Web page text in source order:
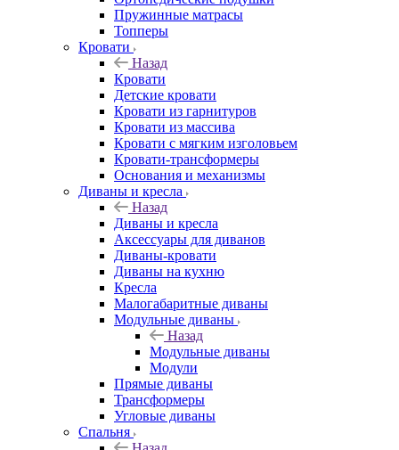
Пружинные матрасы
Топперы
Кровати
Назад
Кровати
Детские кровати
Кровати из гарнитуров
Кровати из массива
Кровати с мягким изголовьем
Кровати-трансформеры
Основания и механизмы
Диваны и кресла
Назад
Диваны и кресла
Аксессуары для диванов
Диваны-кровати
Диваны на кухню
Кресла
Малогабаритные диваны
Модульные диваны
Назад
Модульные диваны
Модули
Прямые диваны
Трансформеры
Угловые диваны
Спальня